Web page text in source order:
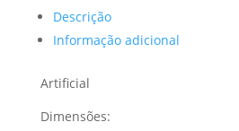
Descrição
Informação adicional
Artificial
Dimensões: